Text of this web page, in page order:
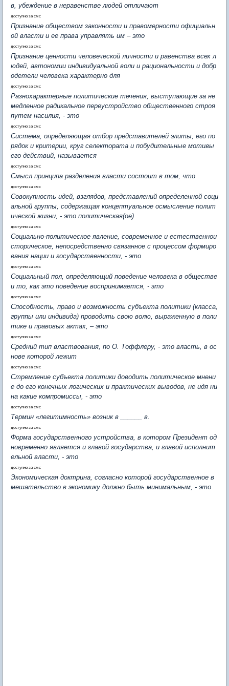
в, убеждение в неравенстве людей отличают
доступно за смс
Признание обществом законности и правомерности официальн
ой власти и ее права управлять им – это
доступно за смс
Признание ценности человеческой личности и равенства всех л
юдей, автономии индивидуальной воли и рациональности и добр
одетели человека характерно для
доступно за смс
Разнохарактерные политические течения, выступающие за не
медленное радикальное переустройство общественного строя
путем насилия, - это
доступно за смс
Система, определяющая отбор представителей элиты, его по
рядок и критерии, круг селектората и побудительные мотивы
его действий, называется
доступно за смс
Смысл принципа разделения власти состоит в том, что
доступно за смс
Совокупность идей, взглядов, представлений определенной соци
альной группы, содержащая концептуальное осмысление полит
ической жизни, - это политическая(ое)
доступно за смс
Социально-политическое явление, современное и естественнои
сторическое, непосредственно связанное с процессом формиро
вания нации и государственности, - это
доступно за смс
Социальный пол, определяющий поведение человека в обществе
и то, как это поведение воспринимается, - это
доступно за смс
Способность, право и возможность субъекта политики (класса,
группы или индивида) проводить свою волю, выраженную в поли
тике и правовых актах, – это
доступно за смс
Средний тип властвования, по О. Тоффлеру, - это власть, в ос
нове которой лежит
доступно за смс
Стремление субъекта политики доводить политическое мнени
е до его конечных логических и практических выводов, не идя ни
на какие компромиссы, - это
доступно за смс
Термин «легитимность» возник в ______ в.
доступно за смс
Форма государственного устройства, в котором Президент од
новременно является и главой государства, и главой исполнит
ельной власти, - это
доступно за смс
Экономическая доктрина, согласно которой государственное в
мешательство в экономику должно быть минимальным, - это